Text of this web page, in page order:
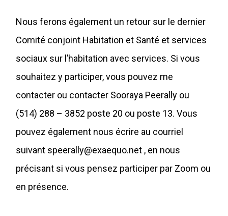
Nous ferons également un retour sur le dernier
Comité conjoint Habitation et Santé et services
sociaux sur l’habitation avec services. Si vous
souhaitez y participer, vous pouvez me
contacter ou contacter Sooraya Peerally ou
(514) 288 – 3852 poste 20 ou poste 13. Vous
pouvez également nous écrire au courriel
suivant speerally@exaequo.net , en nous
précisant si vous pensez participer par Zoom ou
en présence.